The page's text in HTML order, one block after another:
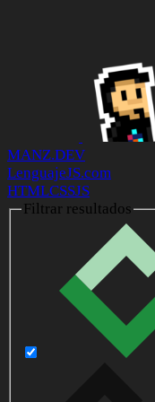
MANZ.DEV
LenguajeJS.com
HTMLCSSJS
Filtrar resultados